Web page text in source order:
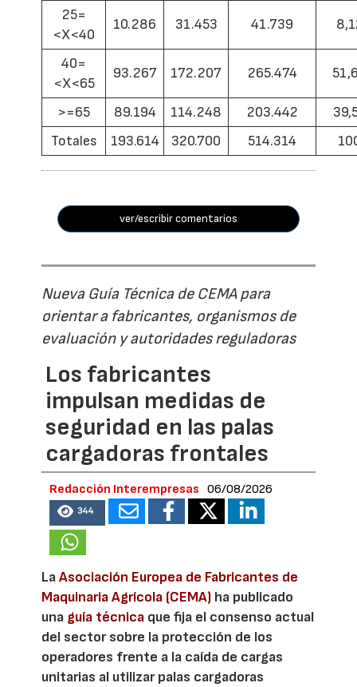
25=
<X<40
10.286 31.453 41.739
40=
<X<65
93.267 172.207 265.474
>=65 89.194 114.248 203.442
Totales
193.614 320.700 514.314
ver/escribir comentarios
Nueva Guía Técnica de CEMA para
orientar a fabricantes, organismos de
evaluación y autoridades reguladoras
Los fabricantes
impulsan medidas de
seguridad en las palas
cargadoras frontales
Redacción Interempresas 06/08/2026
344
LaAsociación Europea de Fabricantes de
Maquinaria Agrícola (CEMA) ha publicado
una guía técnica que fija el consenso actual
del sector sobre la protección de los
operadores frente a la caída de cargas
unitarias al utilizar palas cargadoras